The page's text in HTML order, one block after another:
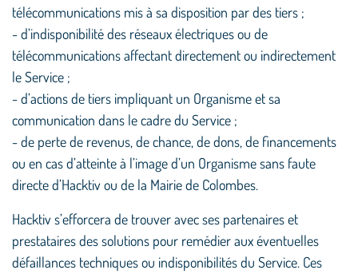
télécommunications mis à sa disposition par des tiers ;
- d’indisponibilité des réseaux électriques ou de
télécommunications affectant directement ou indirectement
le Service ;
- d’actions de tiers impliquant un Organisme et sa
communication dans le cadre du Service ;
- de perte de revenus, de chance, de dons, de financements
ou en cas d’atteinte à l’image d’un Organisme sans faute
directe d’Hacktiv ou de la Mairie de Colombes.
Hacktiv s’efforcera de trouver avec ses partenaires et
prestataires des solutions pour remédier aux éventuelles
défaillances techniques ou indisponibilités du Service. Ces